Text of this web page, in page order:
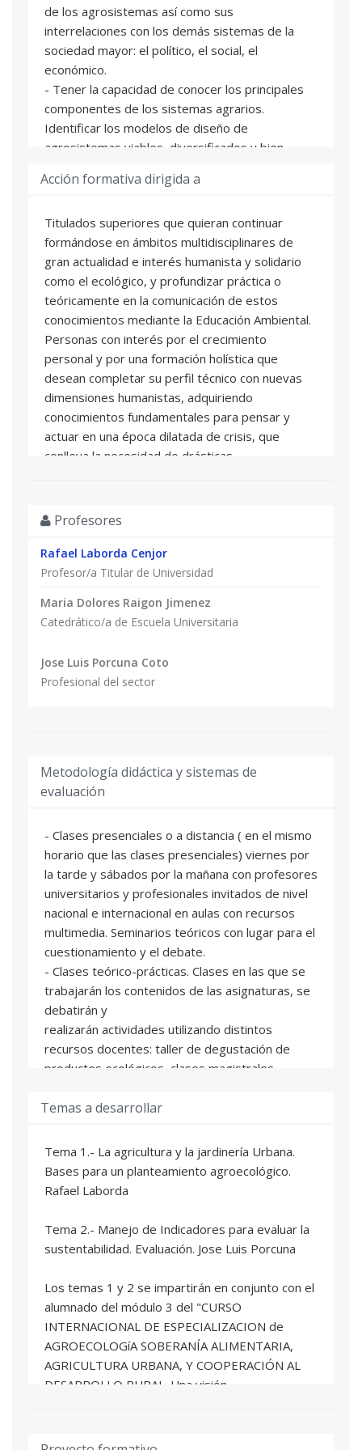
de los agrosistemas así como sus
interrelaciones con los demás sistemas de la
sociedad mayor: el político, el social, el
económico.
- Tener la capacidad de conocer los principales
componentes de los sistemas agrarios.
Identificar los modelos de diseño de
agrosistemas viables, diversificados y bien
rendimiento productivo en el tiempo sin
- Conocer la capacidad del análisis
transdisciplinar en la valoración de la
sostenibilidad del desarrollo rural. Lo político, lo
social, lo económico y lo cultural.
- Valorar el papel de las organizaciones que
conforman el IPC (Panel Intergubernamental
para la Soberanía Alimentaria), que van más allá
de la agricultura y recogen organizaciones de
recolectores, pescadores, etc... La soberanía
alimentaría constituye en sí misma un importante
eje de desarrollo para aplicar en las políticas
internacionales, y como estrategia de muchas
instituciones implicadas en el desarrollo rural y la
de los alimentos. Conocer la importancia de la
Relaciones entre salud y calidad de los
alimentos.
Acción formativa dirigida a
Titulados superiores que quieran continuar
formándose en ámbitos multidisciplinares de
gran actualidad e interés humanista y solidario
como el ecológico, y profundizar práctica o
teóricamente en la comunicación de estos
conocimientos mediante la Educación Ambiental.
Personas con interés por el crecimiento
personal y por una formación holística que
desean completar su perfil técnico con nuevas
dimensiones humanistas, adquiriendo
conocimientos fundamentales para pensar y
actuar en una época dilatada de crisis, que
conlleva la necesidad de drásticas
Profesores
Rafael Laborda Cenjor
Profesor/a Titular de Universidad
Maria Dolores Raigon Jimenez
Catedrático/a de Escuela Universitaria
Jose Luis Porcuna Coto
Profesional del sector
Metodología didáctica y sistemas de
evaluación
- Clases presenciales o a distancia ( en el mismo
horario que las clases presenciales) viernes por
la tarde y sábados por la mañana con profesores
universitarios y profesionales invitados de nivel
nacional e internacional en aulas con recursos
multimedia. Seminarios teóricos con lugar para el
cuestionamiento y el debate.
- Clases teórico-prácticas. Clases en las que se
trabajarán los contenidos de las asignaturas, se
debatirán y
realizarán actividades utilizando distintos
recursos docentes: taller de degustación de
productos ecológicos, clases magistrales,
- Trabajo y estudio autónomo. El modelo del
actividad del
estudiante en formulación de preguntas
relevantes, búsqueda de información, análisis,
comunicación.
Temas a desarrollar
Tema 1.- La agricultura y la jardinería Urbana.
Bases para un planteamiento agroecológico.
Rafael Laborda
Tema 2.- Manejo de Indicadores para evaluar la
sustentabilidad. Evaluación. Jose Luis Porcuna
Los temas 1 y 2 se impartirán en conjunto con el
alumnado del módulo 3 del "CURSO
INTERNACIONAL DE ESPECIALIZACION de
AGROECOLOGíA SOBERANÍA ALIMENTARIA,
AGRICULTURA URBANA, Y COOPERACIÓN AL
DESARROLLO RURAL. Una visión
Laborda la columna vertebral de este tercer